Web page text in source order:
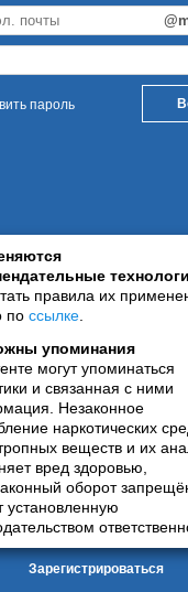
пароль
правила их
по ссылке
упоминания
могут упоминаться
и связанная с ними
Незаконное
наркотических
веществ и их
вред здоровью,
оборот
установленную
Зарегистрироваться